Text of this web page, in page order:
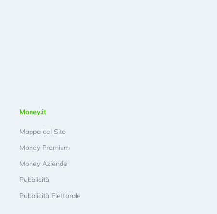
Money.it
Mappa del Sito
Money Premium
Money Aziende
Pubblicità
Pubblicità Elettorale